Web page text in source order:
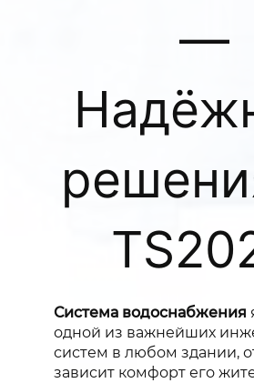
—
Система водоснабжения
одной из важнейших
систем в любом здании,
зависит комфорт его